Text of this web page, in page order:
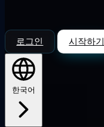
로그인 시작하기
한국어